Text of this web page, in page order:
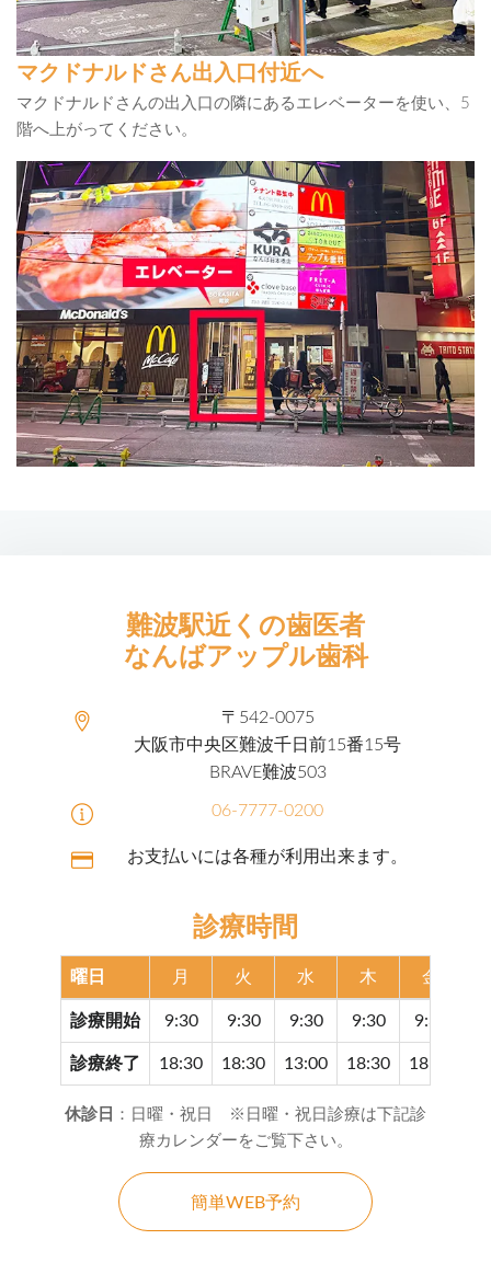
マクドナルドさん出入口付近へ
マクドナルドさんの出入口の隣にあるエレベーターを使い、5
階へ上がってください。
難波駅近くの歯医者
なんばアップル歯科
〒542-0075
大阪市中央区難波千日前15番15号
BRAVE難波503
06-7777-0200
お支払いには各種が利用出来ます。
診療時間
曜日 月 火 水 木 金
診療開始 9:30 9:30 9:30 9:30 9:30
診療終了 18:30 18:30 13:00 18:30 18:30
休診日 ：日曜・祝日 ※日曜・祝日診療は下記診
療カレンダーをご覧下さい。
簡単WEB予約